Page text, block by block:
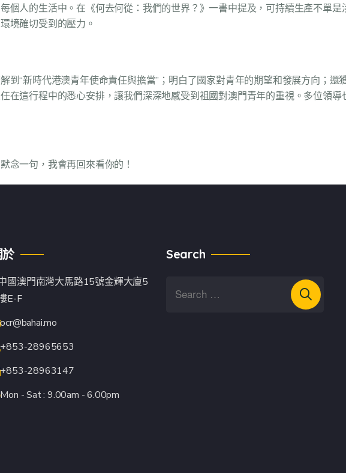
個人的生活中。在 《何去何從：我們的世界？》一書中提及，可持續生產不單是
境確切受到的壓力。
到“新時代港澳青年使命責任與擔當”；明白了國家對青年的期望和發展方向；
在這行程中的悉心安排，讓我們深深地感受到祖國對澳門青年的重視。多位領
念一句，我會再回來看你的！
於
國澳門南灣大馬路15號金輝大廈5
E-F
ocr@bahai.mo
+853-28965653
+853-28963147
Mon - Sat : 9.00am - 6.00pm
Search